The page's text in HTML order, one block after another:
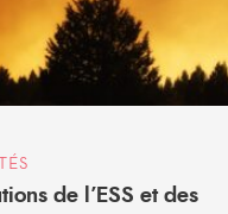
de l’ESS et des